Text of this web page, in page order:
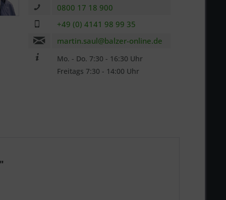
0800 17 18 900
+49 (0) 4141 98 99 35
martin.saul@balzer-online.de
Mo. - Do. 7:30 - 16:30 Uhr
Freitags 7:30 - 14:00 Uhr